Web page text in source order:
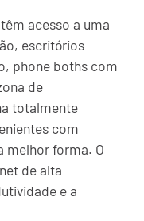
acesso a uma
escritórios
phone boths com
de
totalmente
com
melhor forma. O
de alta
e a